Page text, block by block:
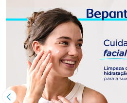
Imagem Anterior